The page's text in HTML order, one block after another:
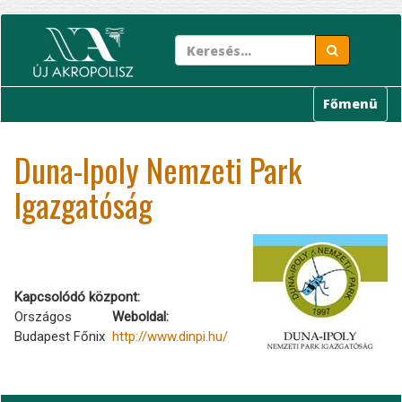
tartalomra
Főmenü
Duna-Ipoly Nemzeti Park
Igazgatóság
Kapcsolódó központ
Országos
Budapest Főnix
Weboldal
http://www.dinpi.hu/